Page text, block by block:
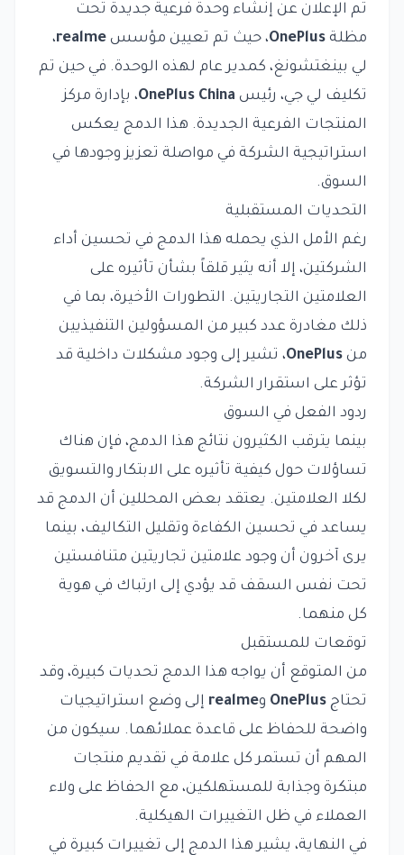
تم الإعلان عن إنشاء وحدة فرعية جديدة تحت
مظلة OnePlus، حيث تم تعيين مؤسس realme،
لي بينغتشونغ، كمدير عام لهذه الوحدة. في حين تم
تكليف لي جي، رئيس OnePlus China، بإدارة مركز
المنتجات الفرعية الجديدة. هذا الدمج يعكس
استراتيجية الشركة في مواصلة تعزيز وجودها في
السوق.
التحديات المستقبلية
رغم الأمل الذي يحمله هذا الدمج في تحسين أداء
الشركتين، إلا أنه يثير قلقاً بشأن تأثيره على
العلامتين التجاريتين. التطورات الأخيرة، بما في
ذلك مغادرة عدد كبير من المسؤولين التنفيذيين
من OnePlus، تشير إلى وجود مشكلات داخلية قد
تؤثر على استقرار الشركة.
ردود الفعل في السوق
بينما يترقب الكثيرون نتائج هذا الدمج، فإن هناك
تساؤلات حول كيفية تأثيره على الابتكار والتسويق
لكلا العلامتين. يعتقد بعض المحللين أن الدمج قد
يساعد في تحسين الكفاءة وتقليل التكاليف، بينما
يرى آخرون أن وجود علامتين تجاريتين متنافستين
تحت نفس السقف قد يؤدي إلى ارتباك في هوية
كل منهما.
توقعات للمستقبل
من المتوقع أن يواجه هذا الدمج تحديات كبيرة، وقد
تحتاج OnePlus وrealme إلى وضع استراتيجيات
واضحة للحفاظ على قاعدة عملائهما. سيكون من
المهم أن تستمر كل علامة في تقديم منتجات
مبتكرة وجذابة للمستهلكين، مع الحفاظ على ولاء
العملاء في ظل التغييرات الهيكلية.
في النهاية، يشير هذا الدمج إلى تغييرات كبيرة في